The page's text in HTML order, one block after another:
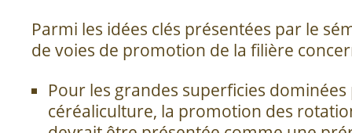
Parmi les idées clés présentées par le
de voies de promotion de la filière
Pour les grandes superficies dominées
céréaliculture, la promotion des